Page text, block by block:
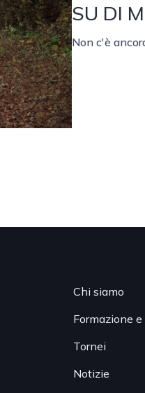
SU DI
Non c'è
Chi siamo
Formazione e
Tornei
Notizie